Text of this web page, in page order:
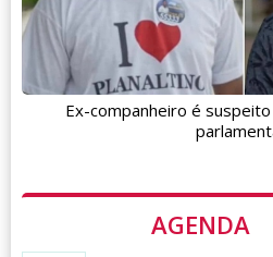
AGENDA
Ex-companheiro é